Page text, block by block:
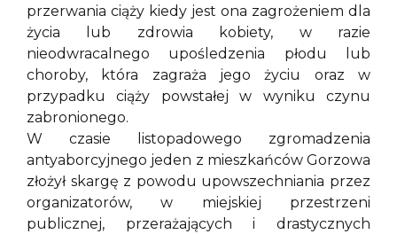
przerwania ciąży kiedy jest ona zagrożeniem dla
życia lub zdrowia kobiety, w razie
nieodwracalnego upośledzenia płodu lub
choroby, która zagraża jego życiu oraz w
przypadku ciąży powstałej w wyniku czynu
zabronionego.
W czasie listopadowego zgromadzenia
antyaborcyjnego jeden z mieszkańców Gorzowa
złożył skargę z powodu upowszechniania przez
organizatorów, w miejskiej przestrzeni
publicznej, przerażających i drastycznych